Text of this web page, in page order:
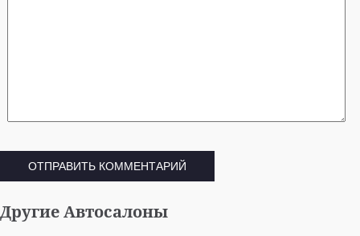
Другие Автосалоны